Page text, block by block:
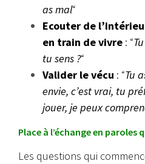
as mal“
Ecouter de
en train de vivre : “
tu sens ?“
Valider le vécu : “Tu
envie, c’est vrai, tu
jouer, je peux
Place à l’échange en paroles
Les questions qui